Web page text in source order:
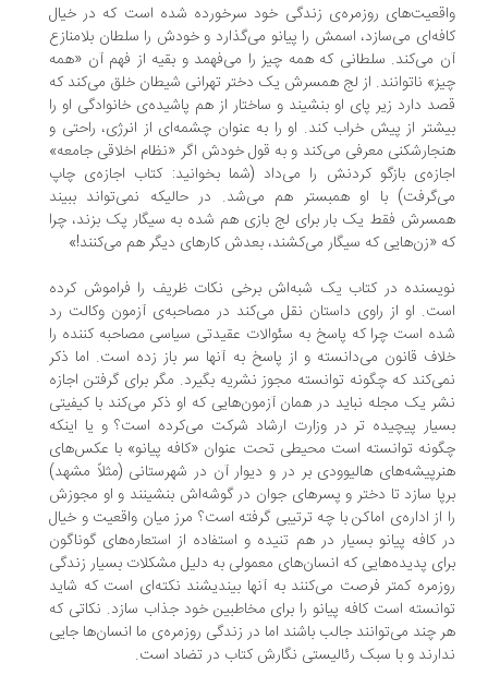
روزمره‌ی زندگی خود سرخورده شده است که در خیال
می‌سازد، اسمش را پیانو می‌گذارد و خودش را سلطان بلامنازع
می‌کند. سلطانی که همه چیز را می‌فهمد و بقیه از فهم آن «همه
ناتوانند. از لج همسرش یک دختر تهرانی شیطان خلق می‌کند که
دارد زیر پای او بنشیند و ساختار از هم پاشیده‌ی خانوادگی او را
از پیش خراب کند. او را به عنوان چشمه‌ای از انرژی، راحتی و
معرفی می‌کند و به قول خودش اگر «نظام اخلاقی جامعه»
بازگو کردنش را می‌داد (شما بخوانید: کتاب اجازه‌ی چاپ
با او همبستر هم می‌شد. در حالیکه نمی‌تواند ببیند
فقط یک بار برای لج بازی هم شده به سیگار پک بزند، چرا
«زن‌هایی که سیگار می‌کشند، بعدش کارهای دیگر هم می‌کنند!»
در کتاب یک شبه‌اش برخی نکات ظریف را فراموش کرده
او از راوی داستان نقل می‌کند در مصاحبه‌ی آزمون وکالت رد
است چرا که پاسخ به سئوالات عقیدتی سیاسی مصاحبه کننده را
قانون می‌دانسته و از پاسخ به آنها سر باز زده است. اما ذکر
که چگونه توانسته مجوز نشریه بگیرد. مگر برای گرفتن اجازه
یک مجله نباید در همان آزمون‌هایی که او ذکر می‌کند با کیفیتی
پیچیده تر در وزارت ارشاد شرکت می‌کرده است؟ و یا اینکه
توانسته است محیطی تحت عنوان «کافه پیانو» با عکس‌های
هالیوودی بر در و دیوار آن در شهرستانی (مثلاً مشهد)
سازد تا دختر و پسرهای جوان در گوشه‌اش بنشینند و او مجوزش
از اداره‌ی اماکن با چه ترتیبی گرفته است؟ مرز میان واقعیت و خیال
کافه پیانو بسیار در هم تنیده و استفاده از استعاره‌های گوناگون
پدیده‌هایی که انسان‌های معمولی به دلیل مشکلات بسیار زندگی
کمتر فرصت می‌کنند به آنها بیندیشند نکته‌ای است که شاید
است کافه پیانو را برای مخاطبین خود جذاب سازد. نکاتی که
چند می‌توانند جالب باشند اما در زندگی روزمره‌ی ما انسان‌ها جایی
و با سبک رئالیستی نگارش کتاب در تضاد است.